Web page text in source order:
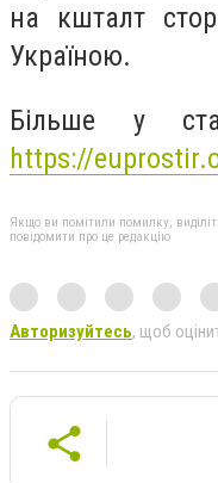
на кшталт
Україною.
Більше у
https://
Якщо ви помітили помилку,
повідомити про це редакцію
Авторизуйтесь, щоб